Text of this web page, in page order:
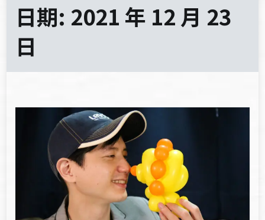
日期: 2021 年 12 月 23
日